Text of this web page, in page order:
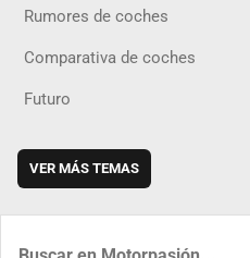
Rumores de coches
Comparativa de coches
Futuro
VER MÁS TEMAS